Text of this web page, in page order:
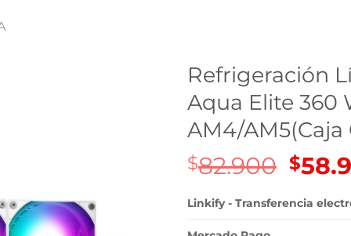
Refrigeración
Aqua Elite 360
AM4/AM5(Caja
$82.900 El
precio
$
Linkify - Transferencia